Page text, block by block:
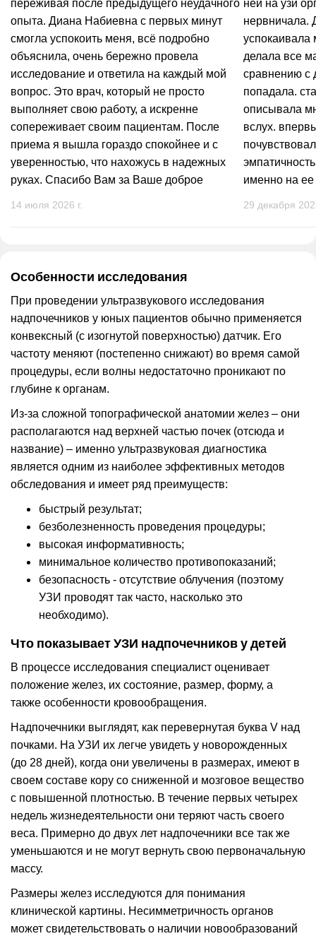
переживая после предыдущего неудачного
опыта. Диана Набиевна с первых минут
смогла успокоить меня, всё подробно
объяснила, очень бережно провела
исследование и ответила на каждый мой
вопрос. Это врач, который не просто
выполняет свою работу, а искренне
сопереживает своим пациентам. После
приема я вышла гораздо спокойнее и с
уверенностью, что нахожусь в надежных
руках. Спасибо Вам за Ваше доброе
приходит на УЗИ с волнением и тревогой.
Желаю Вам крепкого здоровья,
благодарных пациентов и всего самого
доброго!
14 июля 2026 г.
ней на узи
нервничала.
делала все
сравнению с
попадала.
описывала
вслух.
именно на
человека,
29 декабря
Особенности исследования
При проведении ультразвукового исследования
надпочечников у юных пациентов обычно применяется
конвексный (с изогнутой поверхностью) датчик. Его
частоту меняют (постепенно снижают) во время самой
процедуры, если волны недостаточно проникают по
глубине к органам.
Из-за сложной топографической анатомии желез – они
располагаются над верхней частью почек (отсюда и
название) – именно ультразвуковая диагностика
является одним из наиболее эффективных методов
обследования и имеет ряд преимуществ:
быстрый результат;
безболезненность проведения процедуры;
высокая информативность;
минимальное количество противопоказаний;
безопасность - отсутствие облучения (поэтому
УЗИ проводят так часто, насколько это
необходимо).
Что показывает УЗИ надпочечников у детей
В процессе исследования специалист оценивает
положение желез, их состояние, размер, форму, а
также особенности кровообращения.
Надпочечники выглядят, как перевернутая буква V над
почками. На УЗИ их легче увидеть у новорожденных
(до 28 дней), когда они увеличены в размерах, имеют в
своем составе кору со сниженной и мозговое вещество
с повышенной плотностью. В течение первых четырех
недель жизнедеятельности они теряют часть своего
веса. Примерно до двух лет надпочечники все так же
уменьшаются и не могут вернуть свою первоначальную
массу.
Размеры желез исследуются для понимания
клинической картины. Несимметричность органов
может свидетельствовать о наличии новообразований